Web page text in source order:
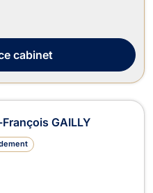
cabinet
GAILLY